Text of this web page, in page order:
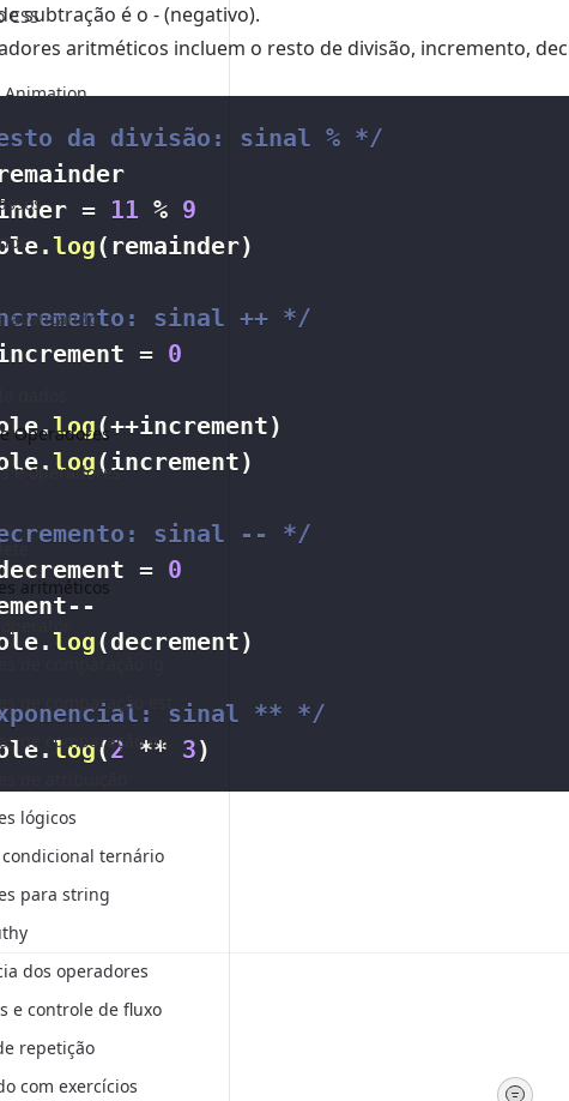
CSS
Animation
avançando
dados
Operadores
e operadores
aritméticos
Operadores de comparação maior e menor (igual)
lógicos
ternário
para string
dos operadores
e controle de fluxo
repetição
com exercícios
subtração é o - (negativo).
aritméticos incluem o resto de divisão, incremento,
da divisão: sinal % */
= 11 % 9
.log( remainder)
sinal ++ */
= 0
.log(++increment)
.log(increment)
sinal -- */
= 0
--
.log(decrement)
sinal ** */
.log(2 ** 3)